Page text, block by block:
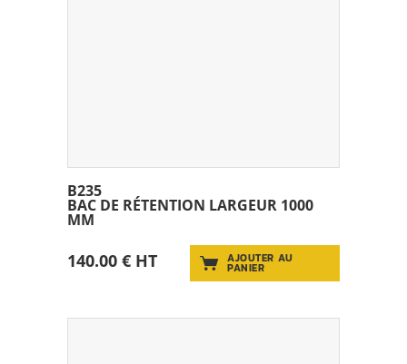
B235
BAC DE RÉTENTION LARGEUR 1000
MM
140.00 € HT AJOUTER AU
PANIER